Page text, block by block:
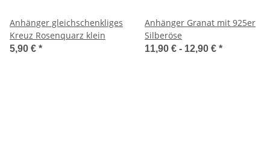
Anhänger gleichschenkliges
Kreuz Rosenquarz klein
5,90 € *
Anhänger Granat mit 925er
Silberöse
11,90 € - 12,90 € *